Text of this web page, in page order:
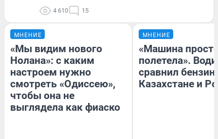
4 610 15
МНЕНИЕ
«Мы видим нового
Нолана»: с каким
настроем нужно
смотреть «Одиссею»,
чтобы она не
выглядела как фиаско
МНЕНИЕ
«Машина
полетела».
сравнил бензин
Казахстане и